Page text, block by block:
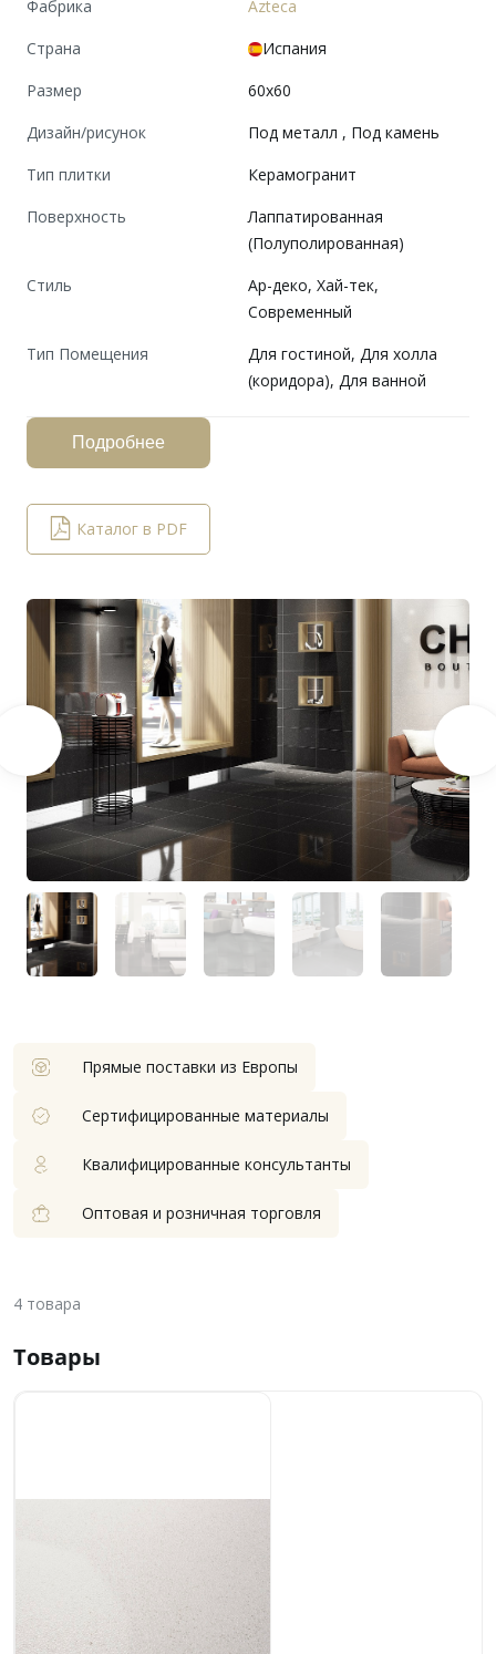
Фабрика
Azteca
Страна
Испания
Размер
60x60
Дизайн/рисунок
Под металл , Под камень
Тип плитки
Керамогранит
Поверхность
Лаппатированная
(Полуполированная)
Cтиль
Ар-деко, Хай-тек,
Современный
Тип Помещения
Для гостиной, Для холла
(коридора), Для ванной
Подробнее
Каталог в PDF
Прямые поставки из Европы
Сертифицированные материалы
Квалифицированные консультанты
Оптовая и розничная торговля
4 товара
Товары